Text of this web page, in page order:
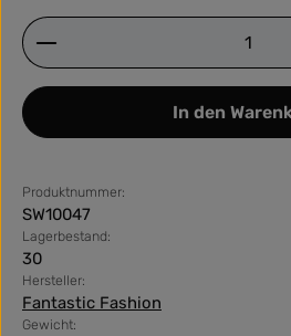
Produkt Anzahl: Gib den
In den
Produktnummer:
SW10047
Lagerbestand:
30
Hersteller:
Fantastic Fashion
Gewicht: